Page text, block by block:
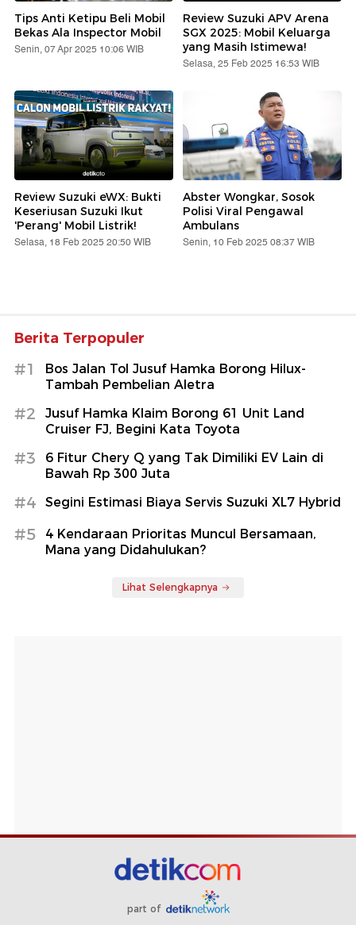
Tips Anti Ketipu Beli Mobil
Bekas Ala Inspector Mobil
Senin, 07 Apr 2025 10:06 WIB
Review Suzuki APV Arena
SGX 2025: Mobil Keluarga
yang Masih Istimewa!
Selasa, 25 Feb 2025 16:53 WIB
Review Suzuki eWX: Bukti
Keseriusan Suzuki Ikut
'Perang' Mobil Listrik!
Selasa, 18 Feb 2025 20:50 WIB
Abster Wongkar, Sosok
Polisi Viral Pengawal
Ambulans
Senin, 10 Feb 2025 08:37 WIB
Berita Terpopuler
#1
Bos Jalan Tol Jusuf Hamka Borong Hilux-
Tambah Pembelian Aletra
#2
Jusuf Hamka Klaim Borong 61 Unit Land
Cruiser FJ, Begini Kata Toyota
#3
6 Fitur Chery Q yang Tak Dimiliki EV Lain di
Bawah Rp 300 Juta
#4 Segini Estimasi Biaya Servis Suzuki XL7 Hybrid
#5
4 Kendaraan Prioritas Muncul Bersamaan,
Mana yang Didahulukan?
Lihat Selengkapnya
part of